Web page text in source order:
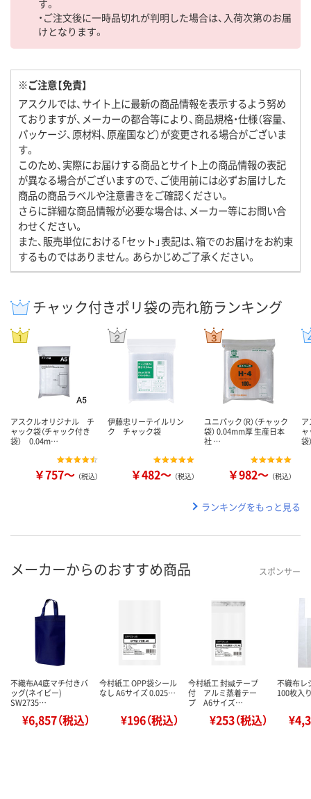
す。
・ご注文後に一時品切れが判明した場合は、入荷次第のお届
けとなります。
※ご注意【免責】
アスクルでは、サイト上に最新の商品情報を表示するよう努め
ておりますが、メーカーの都合等により、商品規格・仕様（容量、
パッケージ、原材料、原産国など）が変更される場合がございま
す。
このため、実際にお届けする商品とサイト上の商品情報の表記
が異なる場合がございますので、ご使用前には必ずお届けした
商品の商品ラベルや注意書きをご確認ください。
さらに詳細な商品情報が必要な場合は、メーカー等にお問い合
わせください。
また、販売単位における「セット」表記は、箱でのお届けをお約束
するものではありません。あらかじめご了承ください。
チャック付きポリ袋の売れ筋ランキング
アスクルオリジナル チ
ャック袋（チャック付き
袋） 0.04m…
￥757～ （税込）
伊藤忠リーテイルリン
ク チャック袋
￥482～ （税込）
ユニパック（R）（チャック
袋） 0.04mm厚 生産日本
社 …
￥982～ （税込）
ャ
ランキングをもっと見る
メーカーからのおすすめ商品 スポンサー
不織布A4底マチ付きバ
ッグ(ネイビー)
SW2735…
¥6,857（税込）
今村紙工 OPP袋シール
なし A6サイズ 0.025…
¥196（税込）
今村紙工 封緘テープ
付 アルミ蒸着テー
プ A6サイズ…
¥253（税込）
不織布レ
100枚入